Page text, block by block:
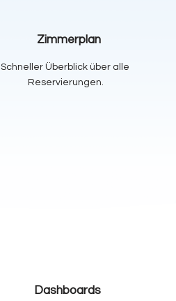
Dashboards
Zimmerplan
Schneller Überblick über alle
Reservierungen.